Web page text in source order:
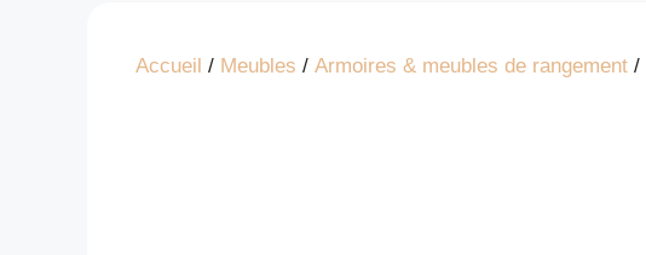
Accueil / Meubles / Armoires & meubles de rangement /